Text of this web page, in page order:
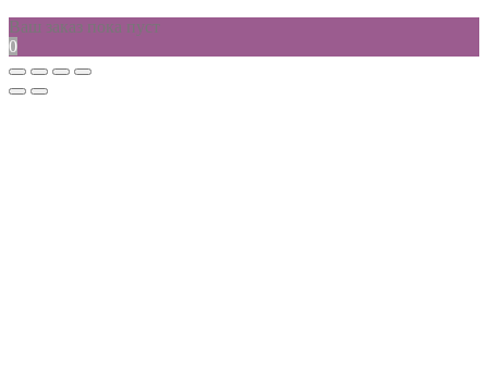
Ваш заказ пока пуст
0